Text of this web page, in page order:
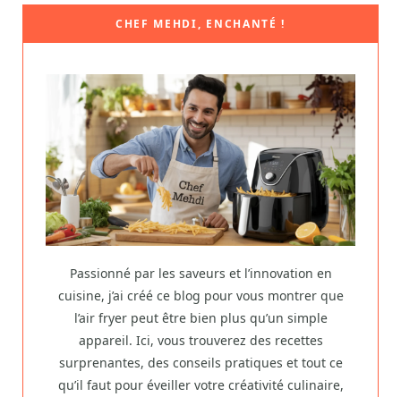
CHEF MEHDI, ENCHANTÉ !
Passionné par les saveurs et l’innovation en
cuisine, j’ai créé ce blog pour vous montrer que
l’air fryer peut être bien plus qu’un simple
appareil. Ici, vous trouverez des recettes
surprenantes, des conseils pratiques et tout ce
qu’il faut pour éveiller votre créativité culinaire,